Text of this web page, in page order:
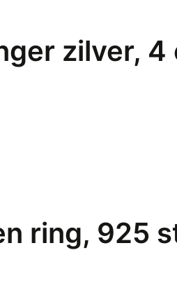
zilver, 4
ring, 925